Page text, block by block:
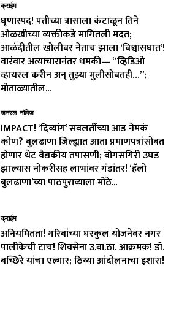
क्राईम
घृणास्पद! पतीच्या त्रासाला कंटाळून तिने
ओळखीच्या व्यक्तीकडे मागितली मदत;
आळंदीतील खोलीवर नेताच झाला ‘विश्वासघात’!
वारंवार अत्याचारानंतर धमकी— “व्हिडिओ
व्हायरल करीन अन् तुझ्या मुलीसोबतही…”;
मोताळ्यातील...
जनरल नॉलेज
IMPACT! ‘दिव्यांग’ सवलतींच्या आड नेमकं
कोण? बुलढाणा जिल्ह्यात आता प्रमाणपत्रांसोबत
होणार थेट वैद्यकीय तपासणी; बोगसगिरी उघड
झाल्यास नोकरीसह लाभांवर गंडांतर! ‘हॅलो
बुलढाणा’च्या पाठपुराव्याला मोठे...
क्राईम
अनियमितता! गरिबांच्या घरकुल योजनेवर नगर
पालीकेची टाच! शिवसेना उ.बा.ठा. आक्रमक! डॉ.
बच्छिरे यांचा एल्गार; ठिय्या आंदोलनाचा इशारा!